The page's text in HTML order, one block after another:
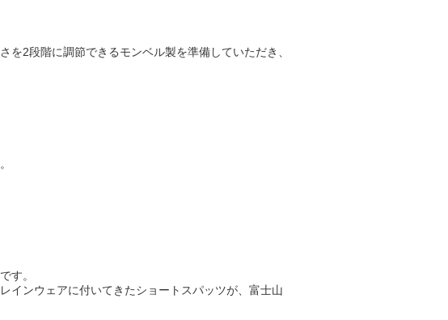
2段階に調節できるモンベル製を準備していただき、
す。
インウェアに付いてきたショートスパッツが、富士山